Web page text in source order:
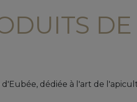
dédiée à l'art de